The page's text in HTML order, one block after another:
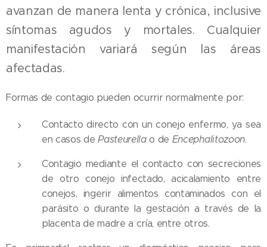
avanzan de manera lenta y crónica, inclusive
síntomas agudos y mortales. Cualquier
manifestación variará según las áreas
afectadas.
Formas de contagio pueden ocurrir normalmente por:
Contacto directo con un conejo enfermo, ya sea
en casos dePasteurellao de Encephalitozoon.
Contagio mediante el contacto con secreciones
de otro conejo infectado, acicalamiento entre
conejos, ingerir alimentos contaminados con el
parásito o durante la gestación a través de la
placenta de madre a cría, entre otros.